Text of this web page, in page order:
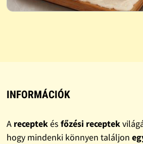
INFORMÁCIÓK
A receptekés főzési receptek
hogy mindenki könnyen találjon